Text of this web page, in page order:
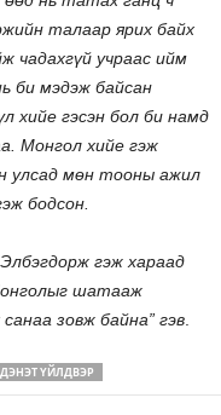
талаар ярих байх
чадахгүй учраас ийм
би мэдэж байсан
хийе гэсэн бол би намд
Монгол хийе гэж
улсад мөн тооны ажил
бодсон.
гэж хараад
шатааж
зовж байна” гэв.
ҮЙЛДВЭР